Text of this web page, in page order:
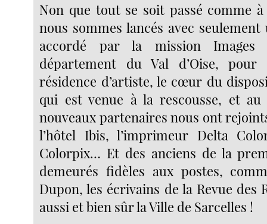
Non que tout se soit passé comme
nous sommes lancés avec
accordé par la mission
département du Val d’Oise,
résidence d’artiste, le cœur du
qui est venue à la rescousse, et
nouveaux partenaires nous ont
l’hôtel Ibis, l’imprimeur Delta
Colorpix… Et des anciens de la
demeurés fidèles aux postes,
Dupon, les écrivains de la Revue des
aussi et bien sûr la Ville de Sarcelles !